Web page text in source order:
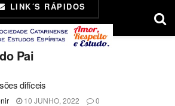
LINK´S RÁPIDOS
Pai
difíceis
10 JUNHO, 2022 0